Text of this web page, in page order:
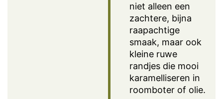
niet alleen een
zachtere, bijna
raapachtige
smaak, maar ook
kleine ruwe
randjes die mooi
karamelliseren in
roomboter of olie.